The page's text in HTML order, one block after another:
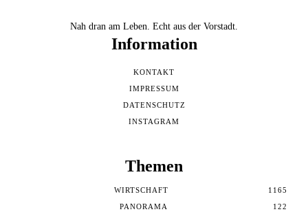
Nah dran am Leben. Echt aus der Vorstadt.
Information
KONTAKT
IMPRESSUM
DATENSCHUTZ
INSTAGRAM
Themen
WIRTSCHAFT
1165
PANORAMA
122